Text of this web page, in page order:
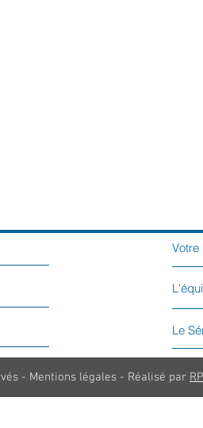
Votre
Le
- Mentions légales - Réalisé par